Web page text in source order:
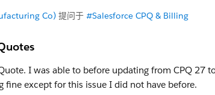
Co) 提问于 #Salesforce CPQ & Billing
I was able to before updating from CPQ 27
fine except for this issue I did not have before.